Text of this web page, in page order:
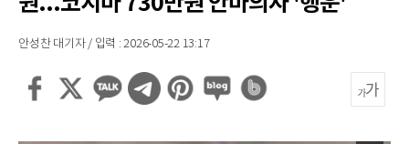
안성찬 대기자 / 입력 : 2026-05-22 13:17